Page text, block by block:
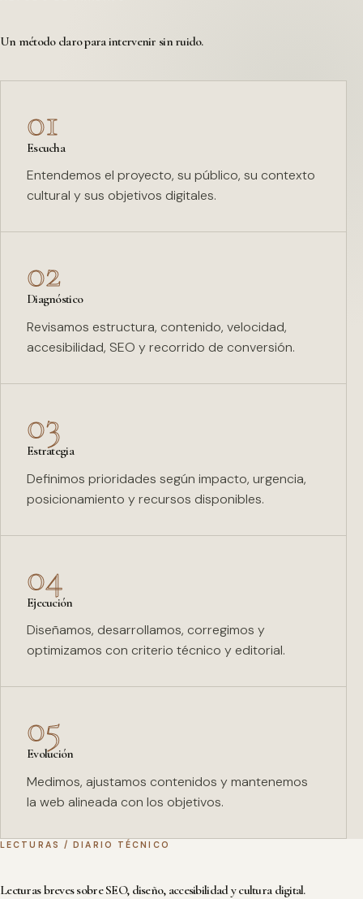
Un método claro para intervenir sin ruido.
01
Escucha
Entendemos el proyecto, su público, su contexto
cultural y sus objetivos digitales.
02
Diagnóstico
Revisamos estructura, contenido, velocidad,
accesibilidad, SEO y recorrido de conversión.
03
Estrategia
Definimos prioridades según impacto, urgencia,
posicionamiento y recursos disponibles.
04
Ejecución
Diseñamos, desarrollamos, corregimos y
optimizamos con criterio técnico y editorial.
05
Evolución
Medimos, ajustamos contenidos y mantenemos
la web alineada con los objetivos.
LECTURAS / DIARIO TÉCNICO
Lecturas breves sobre SEO, diseño, accesibilidad y cultura digital.